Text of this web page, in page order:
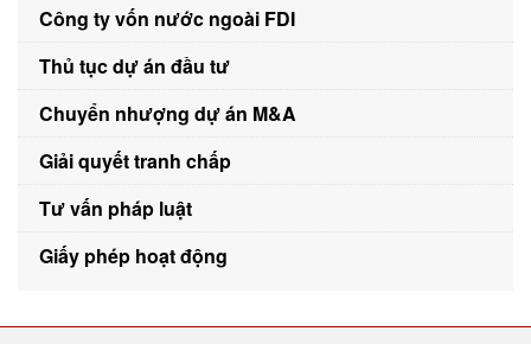
Công ty vốn nước ngoài FDI
Thủ tục dự án đầu tư
Chuyển nhượng dự án M&A
Giải quyết tranh chấp
Tư vấn pháp luật
Giấy phép hoạt động